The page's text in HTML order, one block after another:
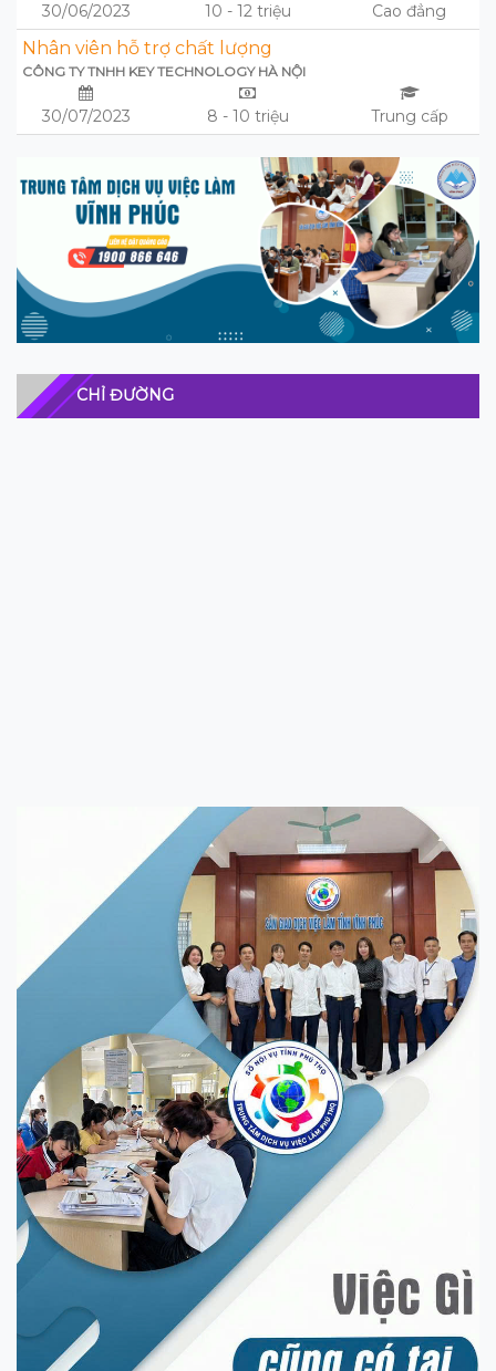
30/06/2023 10 - 12 triệu Cao đẳng
Nhân viên hỗ trợ chất lượng
CÔNG TY TNHH KEY TECHNOLOGY HÀ NỘI
30/07/2023 8 - 10 triệu Trung cấp
CHỈ ĐƯỜNG